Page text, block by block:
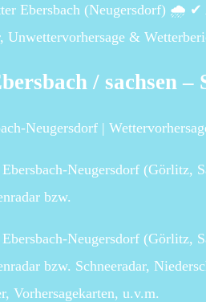
Ebersbach (Neugersdorf) 🌧️ ✔
Unwettervorhersage &
/ sachsen
Neugersdorf |
Neugersdorf (Görlitz,
bzw.
Neugersdorf (Görlitz,
bzw. Schneeradar,
Vorhersagekarten, u.v.m.